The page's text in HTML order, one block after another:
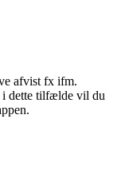
afvist fx ifm.
i dette tilfælde vil du